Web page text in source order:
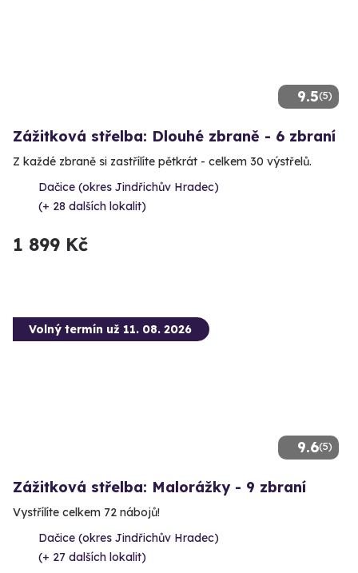
9.5(5)
Zážitková střelba: Dlouhé zbraně - 6 zbraní
Z každé zbraně si zastřílíte pětkrát - celkem 30 výstřelů.
Dačice (okres Jindřichův Hradec)
(+ 28 dalších lokalit)
1 899 Kč
9.6(5)
Volný termín už 11. 08. 2026
Zážitková střelba: Malorážky - 9 zbraní
Vystřílíte celkem 72 nábojů!
Dačice (okres Jindřichův Hradec)
(+ 27 dalších lokalit)